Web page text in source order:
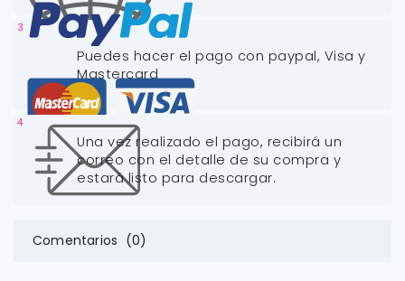
3
Puedes hacer el pago con paypal, Visa y
Mastercard
4
Una vez realizado el pago, recibirá un
correo con el detalle de su compra y
estará listo para descargar.
Comentarios (0)